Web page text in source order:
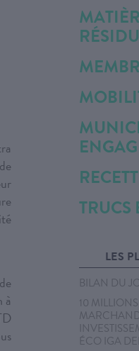
à
TRUCS
LES
BILAN DU
10
ÉCO IGA